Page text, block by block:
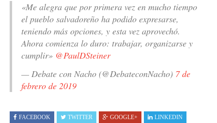
«Me alegra que por primera vez en mucho tiempo
el pueblo salvadoreño ha podido expresarse,
teniendo más opciones, y esta vez aprovechó.
Ahora comienza lo duro: trabajar, organizarse y
cumplir» @PaulDSteiner
— Debate con Nacho (@DebateconNacho) 7 de
febrero de 2019
FACEBOOK TWITTER GOOGLE+ LINKEDIN